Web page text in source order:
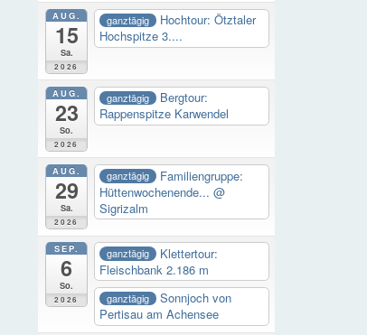
AUG.
15
Sa.
2026
ganztägig
Hochtour: Ötztaler
Hochspitze 3....
AUG.
23
So.
2026
ganztägig
Bergtour:
Rappenspitze Karwendel
AUG.
29
Sa.
2026
ganztägig
Familiengruppe:
Hüttenwochenende...@
Sigrizalm
SEP.
6
So.
2026
ganztägig
Klettertour:
Fleischbank 2.186 m
ganztägig
Sonnjoch von
Pertisau am Achensee